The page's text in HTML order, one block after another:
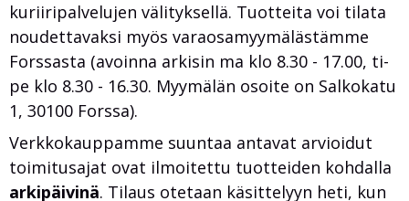
kuriiripalvelujen välityksellä. Tuotteita voi tilata
noudettavaksi myös varaosamyymälästämme
Forssasta (avoinna arkisin ma klo 8.30 - 17.00, ti-
pe klo 8.30 - 16.30. Myymälän osoite on Salkokatu
1, 30100 Forssa).
Verkkokauppamme suuntaa antavat arvioidut
toimitusajat ovat ilmoitettu tuotteiden kohdalla
arkipäivinä. Tilaus otetaan käsittelyyn heti, kun